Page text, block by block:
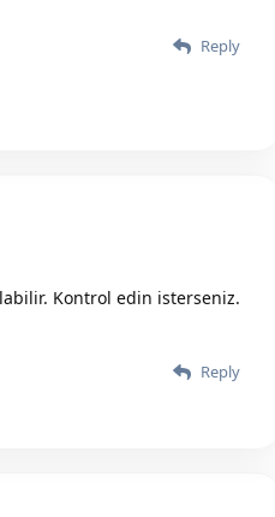
Reply
Kontrol edin isterseniz.
Reply